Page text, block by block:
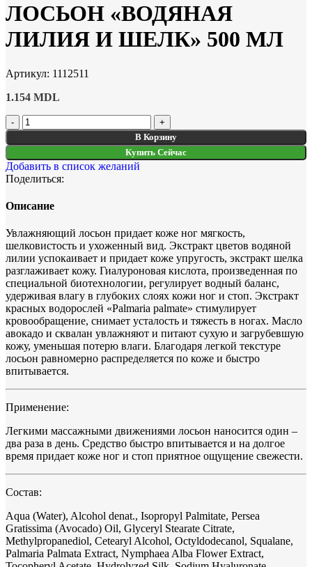
ЛОСЬОН «ВОДЯНАЯ
ЛИЛИЯ И ШЕЛК» 500 МЛ
Артикул: 1112511
1.154 MDL
В Корзину
Купить Сейчас
Добавить в список желаний
Поделиться:
Описание
Увлажняющий лосьон придает коже ног мягкость,
шелковистость и ухоженный вид. Экстракт цветов водяной
лилии успокаивает и придает коже упругость, экстракт шелка
разглаживает кожу. Гиалуроновая кислота, произведенная по
специальной биотехнологии, регулирует водный баланс,
удерживая влагу в глубоких слоях кожи ног и стоп. Экстракт
красных водорослей «Palmaria palmate» стимулирует
кровообращение, снимает усталость и тяжесть в ногах. Масло
авокадо и сквалан увлажняют и питают сухую и загрубевшую
кожу, уменьшая потерю влаги. Благодаря легкой текстуре
лосьон равномерно распределяется по коже и быстро
впитывается.
Применение:
Легкими массажными движениями лосьон наносится один –
два раза в день. Средство быстро впитывается и на долгое
время придает коже ног и стоп приятное ощущение свежести.
Состав:
Aqua (Water), Alcohol denat., Isopropyl Palmitate, Persea
Gratissima (Avocado) Oil, Glyceryl Stearate Citrate,
Methylpropanediol, Cetearyl Alcohol, Octyldodecanol, Squalane,
Palmaria Palmata Extract, Nymphaea Alba Flower Extract,